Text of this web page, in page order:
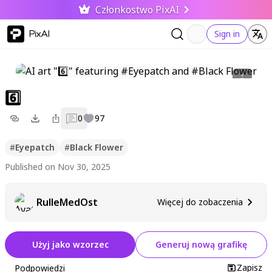
Członkostwo PixAI
PixAI Sign in
6️⃣
0 97
#Eyepatch #Black Flower
Published on Nov 30, 2025
RulleMedOst Więcej do zobaczenia
Użyj jako wzorzec Generuj nową grafikę
Podpowiedzi Zapisz